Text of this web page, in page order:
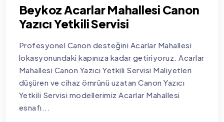
Beykoz Acarlar Mahallesi Canon
Yazıcı Yetkili Servisi
Profesyonel Canon desteğini Acarlar Mahallesi
lokasyonundaki kapınıza kadar getiriyoruz. Acarlar
Mahallesi Canon Yazıcı Yetkili Servisi Maliyetleri
düşüren ve cihaz ömrünü uzatan Canon Yazıcı
Yetkili Servisi modellerimiz Acarlar Mahallesi
esnafı...